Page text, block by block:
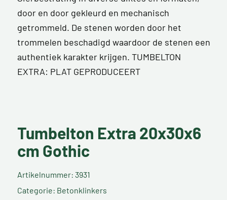
door en door gekleurd en mechanisch
getrommeld. De stenen worden door het
trommelen beschadigd waardoor de stenen een
authentiek karakter krijgen. TUMBELTON
EXTRA: PLAT GEPRODUCEERT
Tumbelton Extra 20x30x6
cm Gothic
Artikelnummer: 3931
Categorie: Betonklinkers